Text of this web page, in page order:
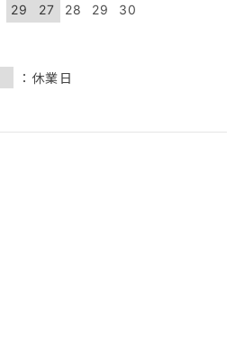
29
27
28 29 30
：休業日